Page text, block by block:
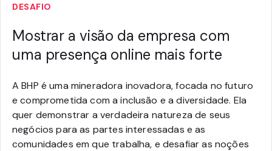
DESAFIO
Mostrar a visão da empresa com
uma presença online mais forte
A BHP é uma mineradora inovadora, focada no futuro
e comprometida com a inclusão e a diversidade. Ela
quer demonstrar a verdadeira natureza de seus
negócios para as partes interessadas e as
comunidades em que trabalha, e desafiar as noções